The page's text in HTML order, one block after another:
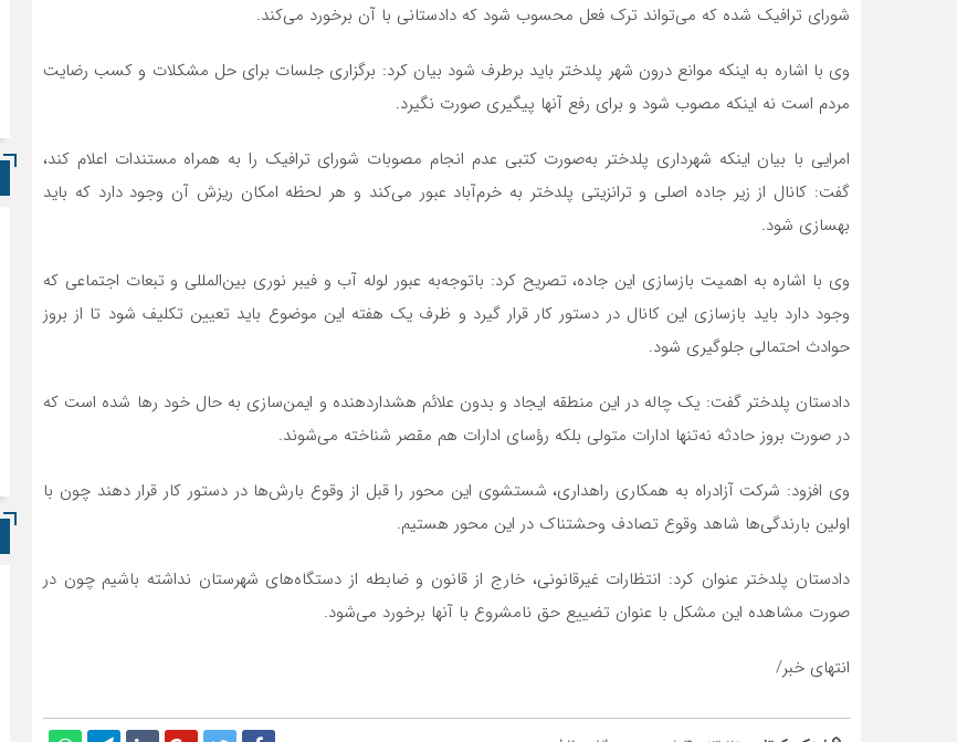
شورای ترافیک شده که می‌تواند ترک فعل محسوب شود که دادستانی با آن برخورد می‌کند.
وی با اشاره به اینکه موانع درون شهر پلدختر باید برطرف شود بیان کرد: برگزاری جلسات برای حل مشکلات و کسب رضایت
مردم است نه اینکه مصوب شود و برای رفع آنها پیگیری صورت نگیرد.
امرایی با بیان اینکه شهرداری پلدختر به‌صورت کتبی عدم انجام مصوبات شورای ترافیک را به همراه مستندات اعلام کند،
گفت: کانال از زیر جاده اصلی و ترانزیتی پلدختر به خرم‌آباد عبور می‌کند و هر لحظه امکان ریزش آن وجود دارد که باید
بهسازی شود.
وی با اشاره به اهمیت بازسازی این جاده، تصریح کرد: باتوجه‌به عبور لوله آب و فیبر نوری بین‌المللی و تبعات اجتماعی که
وجود دارد باید بازسازی این کانال در دستور کار قرار گیرد و ظرف یک هفته این موضوع باید تعیین تکلیف شود تا از بروز
حوادث احتمالی جلوگیری شود.
دادستان پلدختر گفت: یک چاله در این منطقه ایجاد و بدون علائم هشداردهنده و ایمن‌سازی به حال خود رها شده است که
در صورت بروز حادثه نه‌تنها ادارات متولی بلکه رؤسای ادارات هم مقصر شناخته می‌شوند.
وی افزود: شرکت آزادراه به همکاری راهداری، شستشوی این محور را قبل از وقوع بارش‌ها در دستور کار قرار دهند چون با
اولین بارندگی‌ها شاهد وقوع تصادف وحشتناک در این محور هستیم.
دادستان پلدختر عنوان کرد: انتظارات غیرقانونی، خارج از قانون و ضابطه از دستگاه‌های شهرستان نداشته باشیم چون در
صورت مشاهده این مشکل با عنوان تضییع حق نامشروع با آنها برخورد می‌شود.
انتهای خبر/